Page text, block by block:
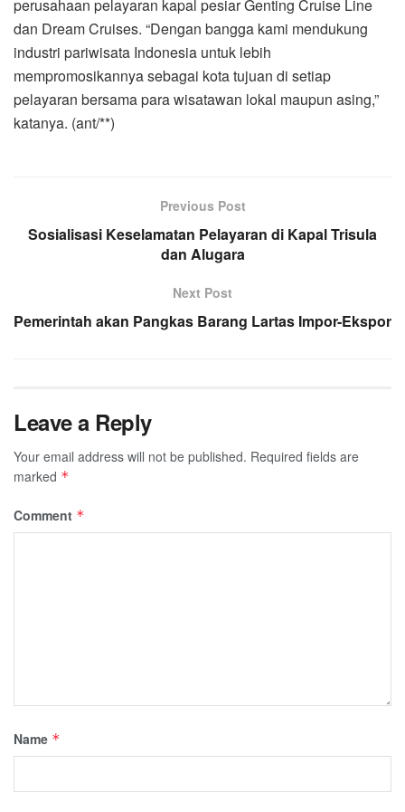
perusahaan pelayaran kapal pesiar Genting Cruise Line
dan Dream Cruises. “Dengan bangga kami mendukung
industri pariwisata Indonesia untuk lebih
mempromosikannya sebagai kota tujuan di setiap
pelayaran bersama para wisatawan lokal maupun asing,”
katanya. (ant/**)
Previous Post
Sosialisasi Keselamatan Pelayaran di Kapal Trisula
dan Alugara
Next Post
Pemerintah akan Pangkas Barang Lartas Impor-Ekspor
Leave a Reply
Your email address will not be published. Required fields are
marked *
Comment *
Name *